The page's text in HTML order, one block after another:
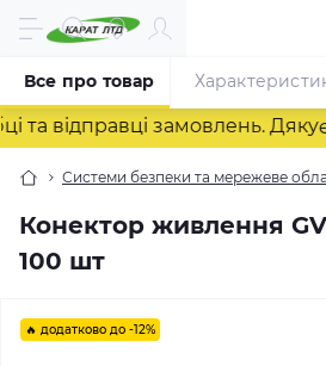
відправці замовлень.
Системи безпеки та мережеве
Конектор живлення
100 шт
Все про товар
🔥 додатково до -12%